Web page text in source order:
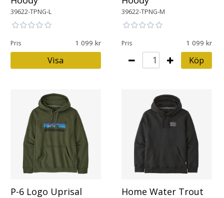
39622-TPNG-L
Pris 1 099
Visa
39622-TPNG-M
Pris 1 099
Köp
P-6 Logo Uprisal
Home Water Trout